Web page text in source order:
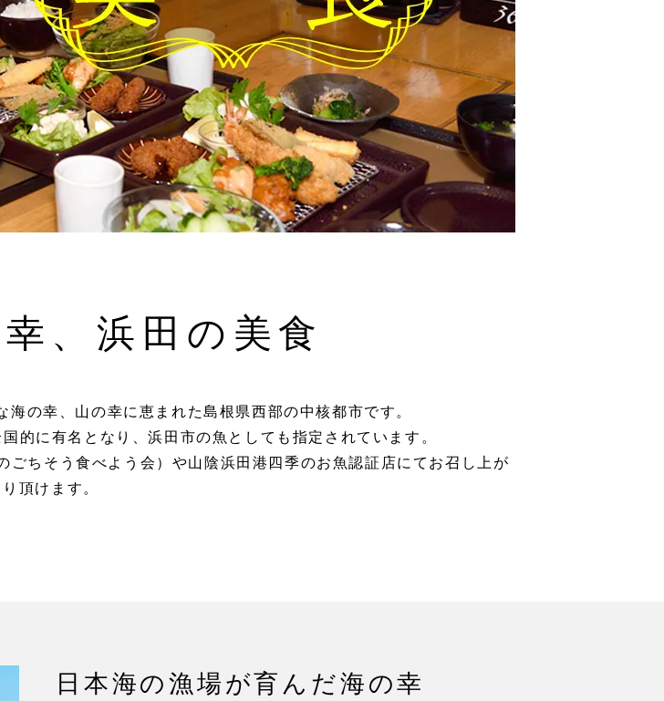
、浜田の美食
の幸、山の幸に恵まれた島根県西部の中核都市です。
的に有名となり、浜田市の魚としても指定されています。
ちそう食べよう会）や山陰浜田港四季のお魚認証店にてお召し上が
り頂けます。
日本海の漁場が育んだ海の幸